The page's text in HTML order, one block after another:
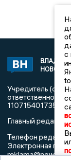
НОВОСТИ
Учредитель
1107154017354)
Главный
Телефон
Электронная
с